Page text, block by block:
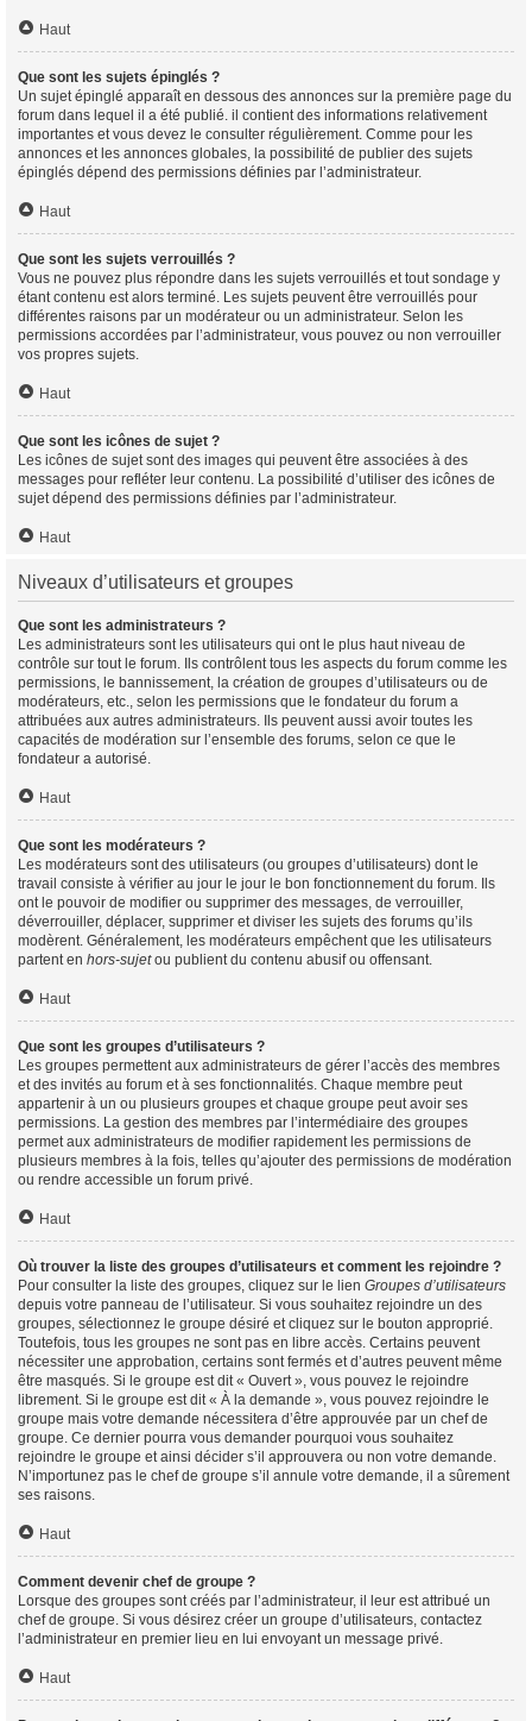
Haut
Que sont les sujets épinglés ?
Un sujet épinglé apparaît en dessous des annonces sur la première page du
forum dans lequel il a été publié. il contient des informations relativement
importantes et vous devez le consulter régulièrement. Comme pour les
annonces et les annonces globales, la possibilité de publier des sujets
épinglés dépend des permissions définies par l’administrateur.
Haut
Que sont les sujets verrouillés ?
Vous ne pouvez plus répondre dans les sujets verrouillés et tout sondage y
étant contenu est alors terminé. Les sujets peuvent être verrouillés pour
différentes raisons par un modérateur ou un administrateur. Selon les
permissions accordées par l’administrateur, vous pouvez ou non verrouiller
vos propres sujets.
Haut
Que sont les icônes de sujet ?
Les icônes de sujet sont des images qui peuvent être associées à des
messages pour refléter leur contenu. La possibilité d’utiliser des icônes de
sujet dépend des permissions définies par l’administrateur.
Haut
Niveaux d’utilisateurs et groupes
Que sont les administrateurs ?
Les administrateurs sont les utilisateurs qui ont le plus haut niveau de
contrôle sur tout le forum. Ils contrôlent tous les aspects du forum comme les
permissions, le bannissement, la création de groupes d’utilisateurs ou de
modérateurs, etc., selon les permissions que le fondateur du forum a
attribuées aux autres administrateurs. Ils peuvent aussi avoir toutes les
capacités de modération sur l’ensemble des forums, selon ce que le
fondateur a autorisé.
Haut
Que sont les modérateurs ?
Les modérateurs sont des utilisateurs (ou groupes d’utilisateurs) dont le
travail consiste à vérifier au jour le jour le bon fonctionnement du forum. Ils
ont le pouvoir de modifier ou supprimer des messages, de verrouiller,
déverrouiller, déplacer, supprimer et diviser les sujets des forums qu’ils
modèrent. Généralement, les modérateurs empêchent que les utilisateurs
partent en hors-sujetou publient du contenu abusif ou offensant.
Haut
Que sont les groupes d’utilisateurs ?
Les groupes permettent aux administrateurs de gérer l’accès des membres
et des invités au forum et à ses fonctionnalités. Chaque membre peut
appartenir à un ou plusieurs groupes et chaque groupe peut avoir ses
permissions. La gestion des membres par l’intermédiaire des groupes
permet aux administrateurs de modifier rapidement les permissions de
plusieurs membres à la fois, telles qu’ajouter des permissions de modération
ou rendre accessible un forum privé.
Haut
Où trouver la liste des groupes d’utilisateurs et comment les rejoindre ?
Pour consulter la liste des groupes, cliquez sur le lien Groupes d’utilisateurs
depuis votre panneau de l’utilisateur. Si vous souhaitez rejoindre un des
groupes, sélectionnez le groupe désiré et cliquez sur le bouton approprié.
Toutefois, tous les groupes ne sont pas en libre accès. Certains peuvent
nécessiter une approbation, certains sont fermés et d’autres peuvent même
être masqués. Si le groupe est dit « Ouvert », vous pouvez le rejoindre
librement. Si le groupe est dit « À la demande », vous pouvez rejoindre le
groupe mais votre demande nécessitera d’être approuvée par un chef de
groupe. Ce dernier pourra vous demander pourquoi vous souhaitez
rejoindre le groupe et ainsi décider s’il approuvera ou non votre demande.
N’importunez pas le chef de groupe s’il annule votre demande, il a sûrement
ses raisons.
Haut
Comment devenir chef de groupe ?
Lorsque des groupes sont créés par l’administrateur, il leur est attribué un
chef de groupe. Si vous désirez créer un groupe d’utilisateurs, contactez
l’administrateur en premier lieu en lui envoyant un message privé.
Haut